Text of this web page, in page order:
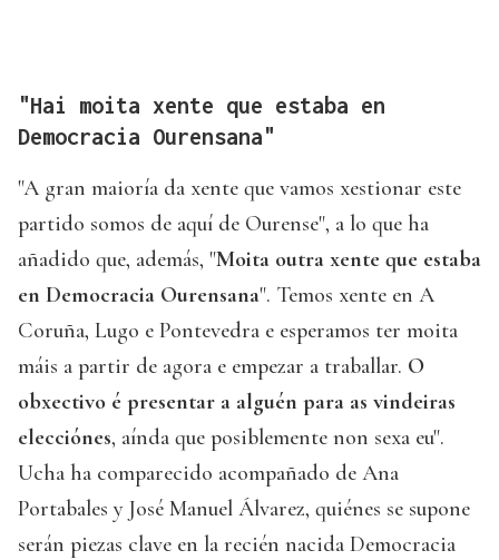
"Hai moita xente que estaba en
Democracia Ourensana"
"A gran maioría da xente que vamos xestionar este
partido somos de aquí de Ourense", a lo que ha
añadido que, además, "Moita outra xente que estaba
en Democracia Ourensana". Temos xente en A
Coruña, Lugo e Pontevedra e esperamos ter moita
máis a partir de agora e empezar a traballar. O
obxectivo é presentar a alguén para as vindeiras
elecciónes, aínda que posiblemente non sexa eu".
Ucha ha comparecido acompañado de Ana
Portabales y José Manuel Álvarez, quiénes se supone
serán piezas clave en la recién nacida Democracia